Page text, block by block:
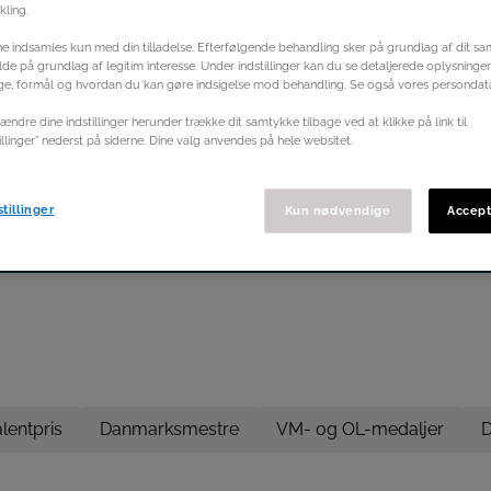
&
Administrationen
priser
Danmarksmestre VM- og OL-medaljer
indsamles kun med din tilladelse. Efterfølgende behandling sker på grundlag af dit
på grundlag af legitim interesse. Under indstillinger kan du se detaljerede
formål og hvordan du kan gøre indsigelse mod behandling. Se også vores
dine indstillinger herunder trække dit samtykke tilbage ved at klikke på link til
nederst på siderne. Dine valg anvendes på hele websitet.
Kun nødvendige